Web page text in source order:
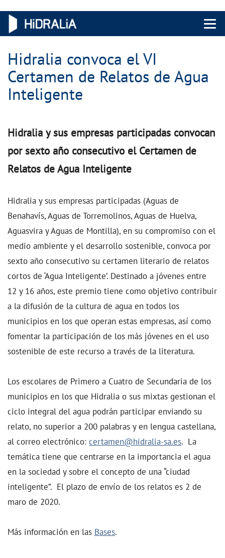
Menu
Hidralia convoca el VI
Certamen de Relatos de Agua
Inteligente
Hidralia y sus empresas participadas convocan
por sexto año consecutivo el Certamen de
Relatos de Agua Inteligente
Hidralia y sus empresas participadas (Aguas de
Benahavís, Aguas de Torremolinos, Aguas de Huelva,
Aguasvira y Aguas de Montilla), en su compromiso con el
medio ambiente y el desarrollo sostenible, convoca por
sexto año consecutivo su certamen literario de relatos
cortos de ‘Agua Inteligente’. Destinado a jóvenes entre
12 y 16 años, este premio tiene como objetivo contribuir
a la difusión de la cultura de agua en todos los
municipios en los que operan estas empresas, así como
fomentar la participación de los más jóvenes en el uso
sostenible de este recurso a través de la literatura.
Los escolares de Primero a Cuatro de Secundaria de los
municipios en los que Hidralia o sus mixtas gestionan el
ciclo integral del agua podrán participar enviando su
relato, no superior a 200 palabras y en lengua castellana,
al correo electrónico: certamen@hidralia-sa.es. La
temática tiene que centrarse en la importancia el agua
en la sociedad y sobre el concepto de una “ciudad
inteligente”. El plazo de envío de los relatos es 2 de
maro de 2020.
Más información en las Bases.